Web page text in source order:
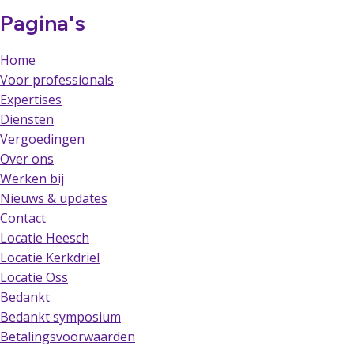
Pagina's
Home
Voor professionals
Expertises
Diensten
Vergoedingen
Over ons
Werken bij
Nieuws & updates
Contact
Locatie Heesch
Locatie Kerkdriel
Locatie Oss
Bedankt
Bedankt symposium
Betalingsvoorwaarden